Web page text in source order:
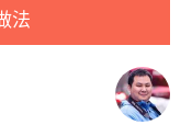
法